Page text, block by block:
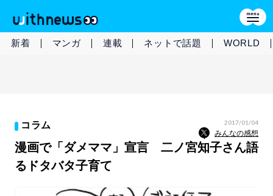
新着 マンガ 連載 ネットで話題 WORLD
コラム 2017/01/04
みんなの感想
漫画で「ダメママ」宣言 二ノ宮知子さん語
るドタバタ子育て